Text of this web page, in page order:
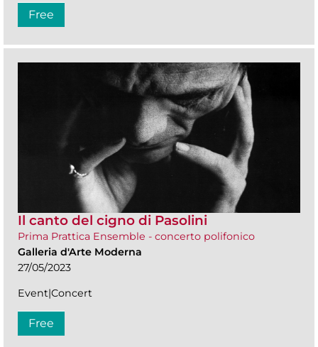
Free
Il canto del cigno di Pasolini
Prima Prattica Ensemble - concerto polifonico
Galleria d'Arte Moderna
27/05/2023
Event|Concert
Free